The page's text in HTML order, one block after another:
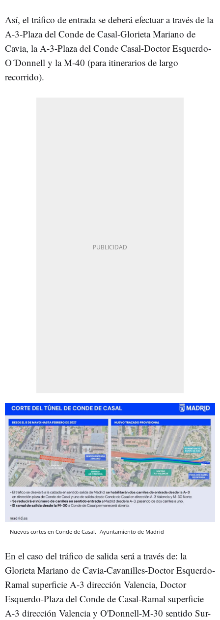
Así, el tráfico de entrada se deberá efectuar a través de la
A-3-Plaza del Conde de Casal-Glorieta Mariano de
Cavia, la A-3-Plaza del Conde Casal-Doctor Esquerdo-
O´Donnell y la M-40 (para itinerarios de largo
recorrido).
Nuevos cortes en Conde de Casal. Ayuntamiento de Madrid
En el caso del tráfico de salida será a través de: la
Glorieta Mariano de Cavia-Cavanilles-Doctor Esquerdo-
Ramal superficie A-3 dirección Valencia, Doctor
Esquerdo-Plaza del Conde de Casal-Ramal superficie
A-3 dirección Valencia y O'Donnell-M-30 sentido Sur-